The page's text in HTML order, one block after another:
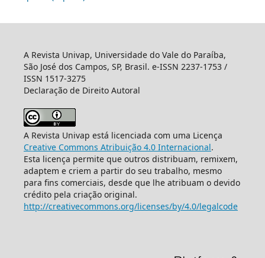
A Revista Univap, Universidade do Vale do Paraíba,
São José dos Campos, SP, Brasil. e-ISSN 2237-1753 /
ISSN 1517-3275
Declaração de Direito Autoral
A Revista Univap está licenciada com uma Licença
Creative Commons Atribuição 4.0 Internacional.
Esta licença permite que outros distribuam, remixem,
adaptem e criem a partir do seu trabalho, mesmo
para fins comerciais, desde que lhe atribuam o devido
crédito pela criação original.
http://creativecommons.org/licenses/by/4.0/legalcode